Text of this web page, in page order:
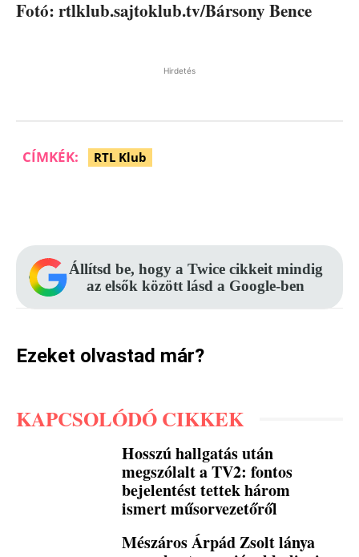
Fotó: rtlklub.sajtoklub.tv/Bársony Bence
Hirdetés
CÍMKÉK: RTL Klub
Állítsd be, hogy a Twice cikkeit mindig
az elsők között lásd a Google-ben
Ezeket olvastad már?
KAPCSOLÓDÓ CIKKEK
Hosszú hallgatás után
megszólalt a TV2: fontos
bejelentést tettek három
ismert műsorvezetőről
Mészáros Árpád Zsolt lánya